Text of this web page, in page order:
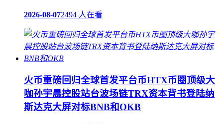
2026-08-072494 人在看
火币重磅回归全球首发平台币HTX币圈顶级大
咖孙宇晨控股站台波场链TRX资本背书登陆纳
斯达克大屏对标BNB和OKB